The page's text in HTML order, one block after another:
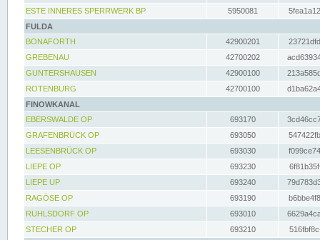
ESTE INNERES SPERRWERK BP
5950081
FULDA
BONAFORTH
42900201
GREBENAU
42700202
GUNTERSHAUSEN
42900100
ROTENBURG
42700100
FINOWKANAL
EBERSWALDE OP
693170
GRAFENBRÜCK OP
693050
LEESENBRÜCK OP
693030
LIEPE OP
693230
LIEPE UP
693240
RAGÖSE OP
693190
RUHLSDORF OP
693010
STECHER OP
693210